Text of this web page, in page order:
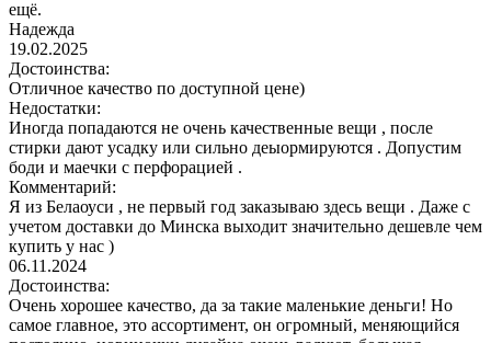
ещё.
Надежда
19.02.2025
Достоинства:
Отличное качество по доступной цене)
Недостатки:
Иногда попадаются не очень качественные вещи , после
стирки дают усадку или сильно деыормируются . Допустим
боди и маечки с перфорацией .
Комментарий:
Я из Белаоуси , не первый год заказываю здесь вещи . Даже с
учетом доставки до Минска выходит значительно дешевле чем
купить у нас )
06.11.2024
Достоинства:
Очень хорошее качество, да за такие маленькие деньги! Но
самое главное, это ассортимент, он огромный, меняющийся